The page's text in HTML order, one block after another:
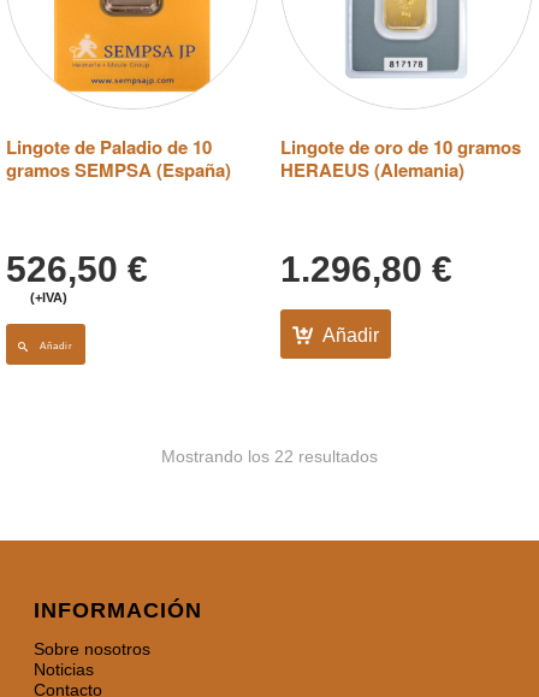
Lingote de Paladio de 10
gramos SEMPSA (España)
526,50 €
(+IVA)
Añadir
Lingote de oro de 10 gramos
HERAEUS (Alemania)
1.296,80 €
Añadir
Mostrando los 22 resultados
INFORMACIÓN
Sobre nosotros
Noticias
Contacto